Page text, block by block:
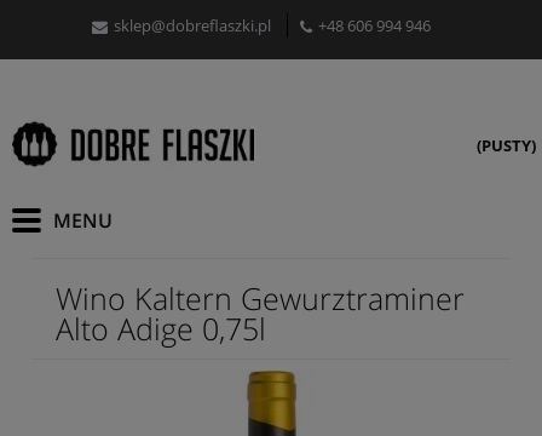
sklep@dobreflaszki.pl +48 606 994 946
(PUSTY)
Wino Kaltern Gewurztraminer
Alto Adige 0,75l